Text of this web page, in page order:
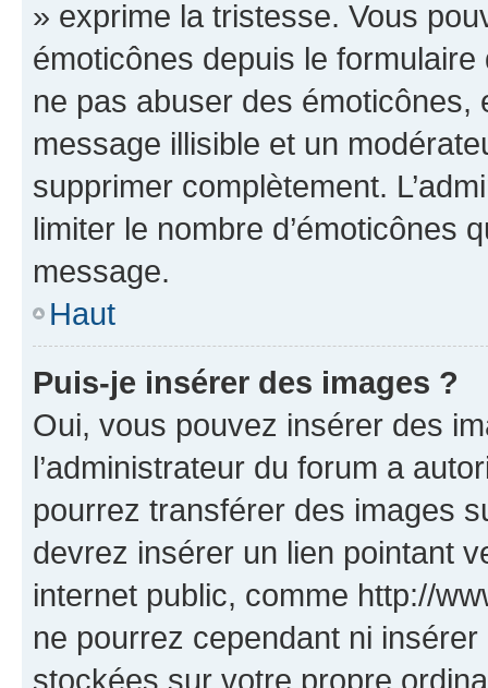
» exprime la tristesse. Vous
émoticônes depuis le
ne pas abuser des
message illisible et un
supprimer complètement.
limiter le nombre d’émoticônes
message.
Haut
Puis-je insérer des images ?
Oui, vous pouvez insérer des
l’administrateur du forum a
pourrez transférer des images
devrez insérer un lien pointant
internet public, comme http://
ne pourrez cependant ni
stockées sur votre propre